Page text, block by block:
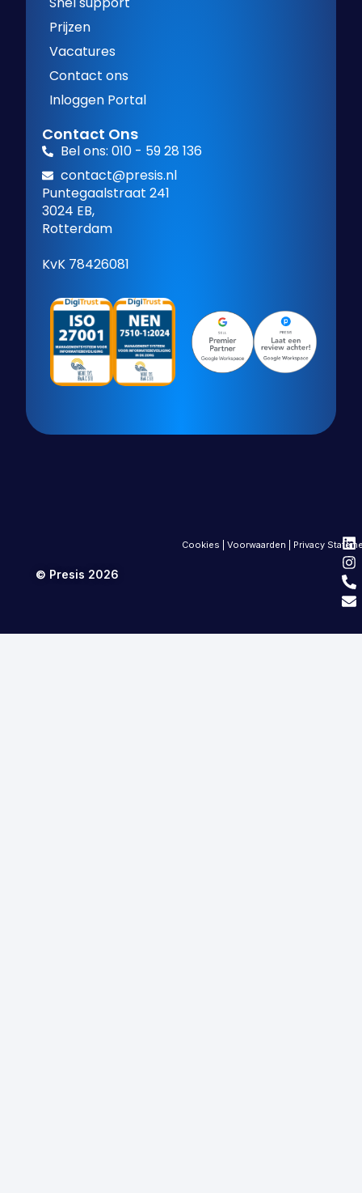
Prijzen
Vacatures
Contact ons
Inloggen Portal
Contact Ons
Bel ons: 010 - 59 28 136
contact@presis.nl
Puntegaalstraat 241
3024 EB,
Rotterdam
KvK 78426081
© Presis 2026
Cookies |Voorwaarden Privacy